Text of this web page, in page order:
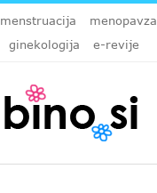
menstruacija menopavza
ginekologija
e-revije